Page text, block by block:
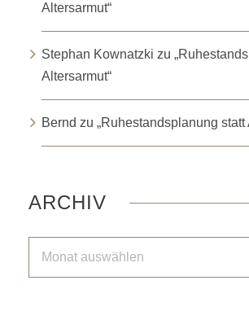
Altersarmut“
Stephan Kownatzki zu
Altersarmut“
Bernd zu „Ruhestandsplanung statt
ARCHIV